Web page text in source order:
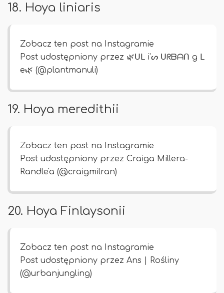
18. Hoya liniaris
Zobacz ten post na Instagramie
Post udostępniony przez 🌿ᑌᒪ i'ᔕ ᑌᖇᗷᗩᑎ g ᒪ
e🌿 (@plantmanuli)
19. Hoya meredithii
Zobacz ten post na Instagramie
Post udostępniony przez Craiga Millera-
Randle'a (@craigmilran)
20. Hoya Finlaysonii
Zobacz ten post na Instagramie
Post udostępniony przez Ans | Rośliny
(@urbanjungling)